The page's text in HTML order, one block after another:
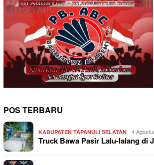
POS TERBARU
KABUPATEN TAPANULI SELATAN 4
Truck Bawa Pasir Lalu-lalang di